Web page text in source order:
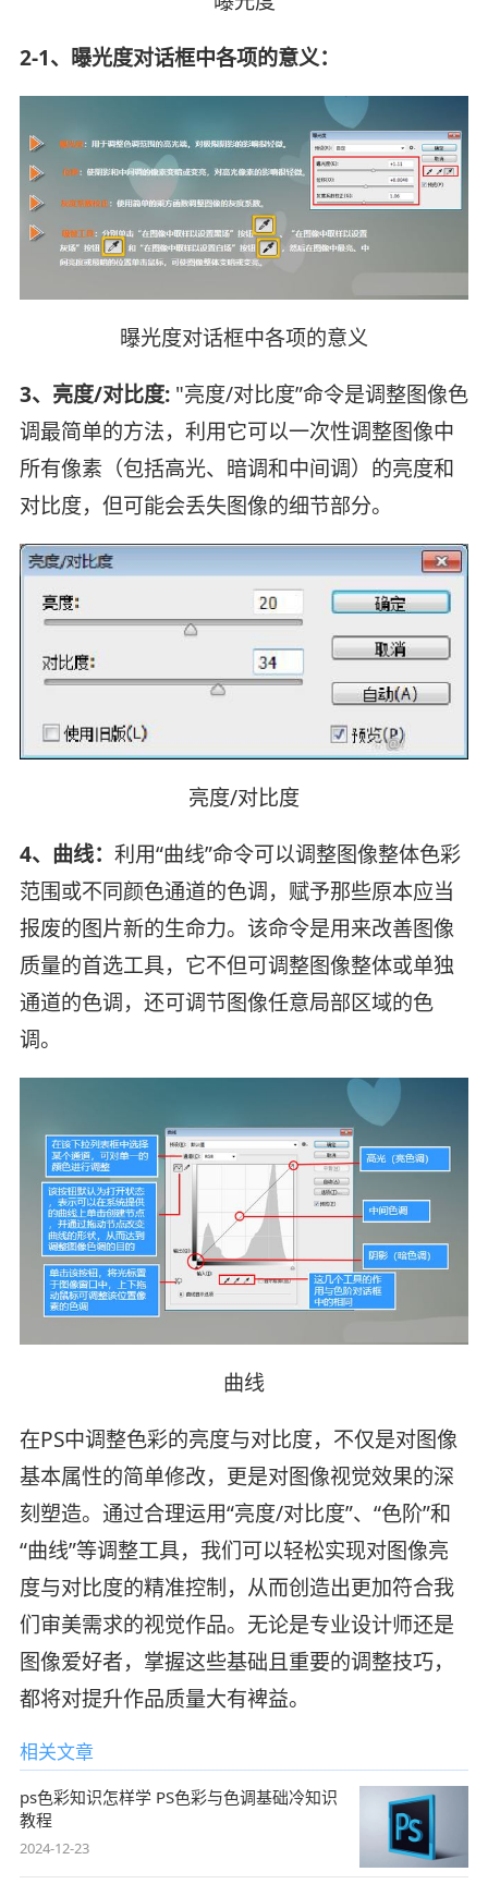
2-1、曝光度对话框中各项的意义：
曝光度对话框中各项的意义
3、亮度/对比度:"亮度/对比度”命令是调整图像色
调最简单的方法，利用它可以一次性调整图像中
所有像素（包括高光、暗调和中间调）的亮度和
对比度，但可能会丢失图像的细节部分。
亮度/对比度
4、曲线： 利用“曲线”命令可以调整图像整体色彩
范围或不同颜色通道的色调，赋予那些原本应当
报废的图片新的生命力。该命令是用来改善图像
质量的首选工具，它不但可调整图像整体或单独
通道的色调，还可调节图像任意局部区域的色
调。
曲线
在PS中调整色彩的亮度与对比度，不仅是对图像
基本属性的简单修改，更是对图像视觉效果的深
刻塑造。通过合理运用“亮度/对比度”、“色阶”和
“曲线”等调整工具，我们可以轻松实现对图像亮
度与对比度的精准控制，从而创造出更加符合我
们审美需求的视觉作品。无论是专业设计师还是
图像爱好者，掌握这些基础且重要的调整技巧，
都将对提升作品质量大有裨益。
相关文章
ps色彩知识怎样学 PS色彩与色调基础冷知识
教程
2024-12-23